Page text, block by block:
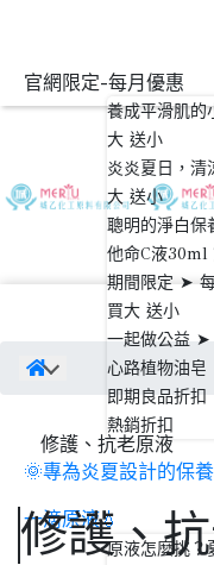
官網限定-每月優惠
養成平滑肌
大 送小
炎炎夏日，
大 送小
聰明的淨白
他命C液30ml
期間限定 ➤
買大 送小
一起做公益 ➤
心路植物油皂
即期良品折扣
熱銷折扣
🌞專為炎夏設計的保
一滴原液💧
原液怎麼挑？
修護、抗老原液
修護、